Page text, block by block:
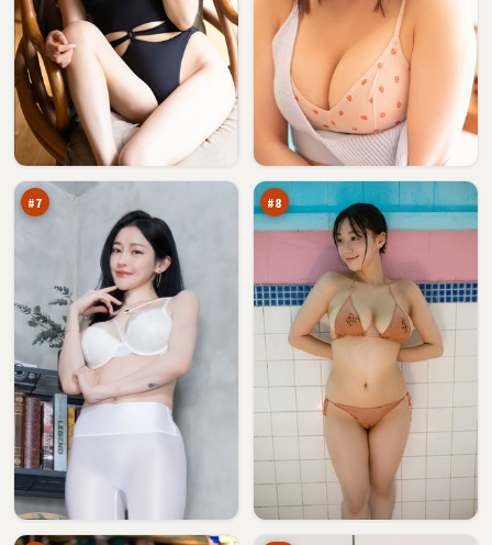
#7
无
名
影
94
万
#8
证
人
94
万
异
夜
航
船
93
万
月
锋
92
万